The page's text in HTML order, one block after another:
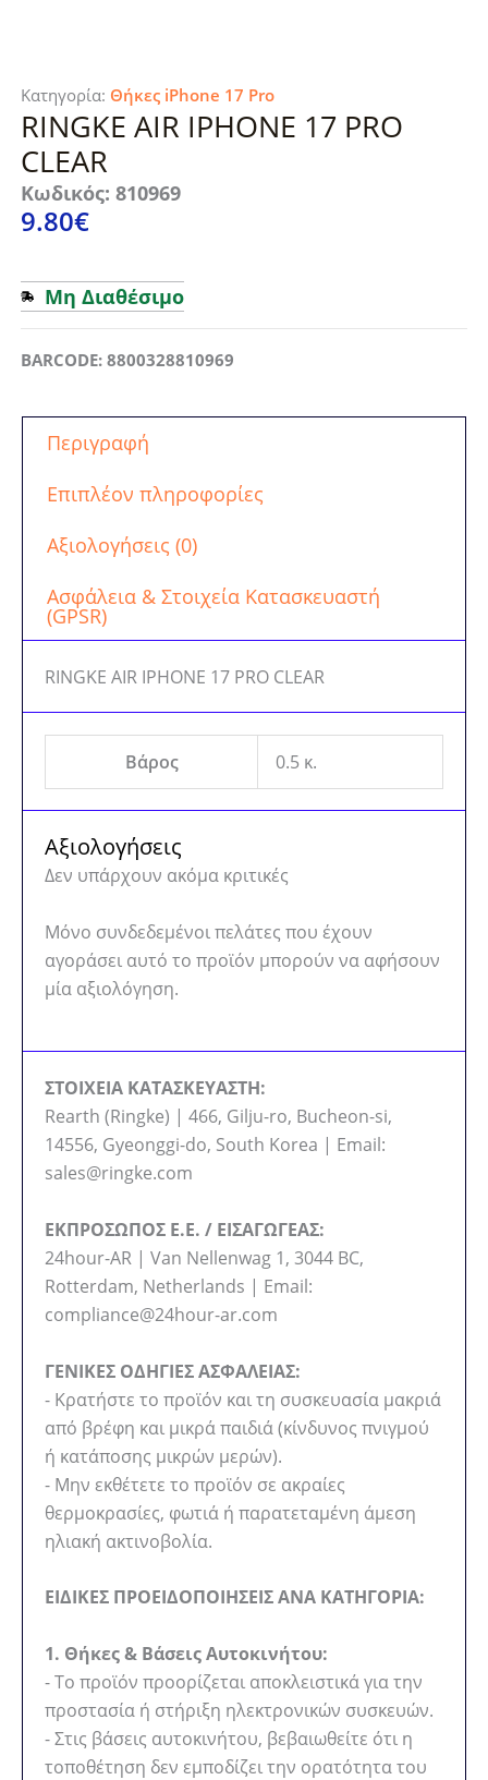
Κατηγορία: Θήκες iPhone 17 Pro
RINGKE AIR IPHONE 17 PRO
CLEAR
Κωδικός: 810969
9.80€
Μη Διαθέσιμο
BARCODE: 8800328810969
Περιγραφή
Επιπλέον πληροφορίες
Αξιολογήσεις (0)
Ασφάλεια & Στοιχεία Κατασκευαστή
(GPSR)
RINGKE AIR IPHONE 17 PRO CLEAR
Βάρος 0.5 κ.
Αξιολογήσεις
Δεν υπάρχουν ακόμα κριτικές
Μόνο συνδεδεμένοι πελάτες που έχουν
αγοράσει αυτό το προϊόν μπορούν να αφήσουν
μία αξιολόγηση.
ΣΤΟΙΧΕΙΑ ΚΑΤΑΣΚΕΥΑΣΤΗ:
Rearth (Ringke) | 466, Gilju-ro, Bucheon-si,
14556, Gyeonggi-do, South Korea | Email:
sales@ringke.com
ΕΚΠΡΟΣΩΠΟΣ Ε.Ε. / ΕΙΣΑΓΩΓΕΑΣ:
24hour-AR | Van Nellenwag 1, 3044 BC,
Rotterdam, Netherlands | Email:
compliance@24hour-ar.com
ΓΕΝΙΚΕΣ ΟΔΗΓΙΕΣ ΑΣΦΑΛΕΙΑΣ:
- Κρατήστε το προϊόν και τη συσκευασία μακριά
από βρέφη και μικρά παιδιά (κίνδυνος πνιγμού
ή κατάποσης μικρών μερών).
- Μην εκθέτετε το προϊόν σε ακραίες
θερμοκρασίες, φωτιά ή παρατεταμένη άμεση
ηλιακή ακτινοβολία.
ΕΙΔΙΚΕΣ ΠΡΟΕΙΔΟΠΟΙΗΣΕΙΣ ΑΝΑ ΚΑΤΗΓΟΡΙΑ:
1. Θήκες & Βάσεις Αυτοκινήτου:
- Το προϊόν προορίζεται αποκλειστικά για την
προστασία ή στήριξη ηλεκτρονικών συσκευών.
- Στις βάσεις αυτοκινήτου, βεβαιωθείτε ότι η
τοποθέτηση δεν εμποδίζει την ορατότητα του